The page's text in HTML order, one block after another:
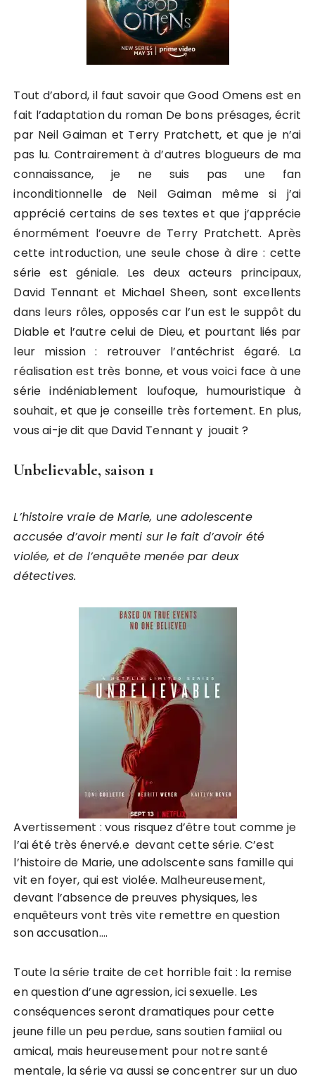
Tout d’abord, il faut savoir que Good Omens est en
fait l’adaptation du roman De bons présages, écrit
par Neil Gaiman et Terry Pratchett, et que je n’ai
pas lu. Contrairement à d’autres blogueurs de ma
connaissance, je ne suis pas une fan
inconditionnelle de Neil Gaiman même si j’ai
apprécié certains de ses textes et que j’apprécie
énormément l’oeuvre de Terry Pratchett. Après
cette introduction, une seule chose à dire : cette
série est géniale. Les deux acteurs principaux,
David Tennant et Michael Sheen, sont excellents
dans leurs rôles, opposés car l’un est le suppôt du
Diable et l’autre celui de Dieu, et pourtant liés par
leur mission : retrouver l’antéchrist égaré. La
réalisation est très bonne, et vous voici face à une
série indéniablement loufoque, humouristique à
souhait, et que je conseille très fortement. En plus,
vous ai-je dit que David Tennant y jouait ?
Unbelievable, saison 1
L’histoire vraie de Marie, une adolescente
accusée d’avoir menti sur le fait d’avoir été
violée, et de l’enquête menée par deux
détectives.
Avertissement : vous risquez d’être tout comme je
l’ai été très énervé.e devant cette série. C’est
l’histoire de Marie, une adolscente sans famille qui
vit en foyer, qui est violée. Malheureusement,
devant l’absence de preuves physiques, les
enquêteurs vont très vite remettre en question
son accusation….
Toute la série traite de cet horrible fait : la remise
en question d’une agression, ici sexuelle. Les
conséquences seront dramatiques pour cette
jeune fille un peu perdue, sans soutien famiial ou
amical, mais heureusement pour notre santé
mentale, la série va aussi se concentrer sur un duo